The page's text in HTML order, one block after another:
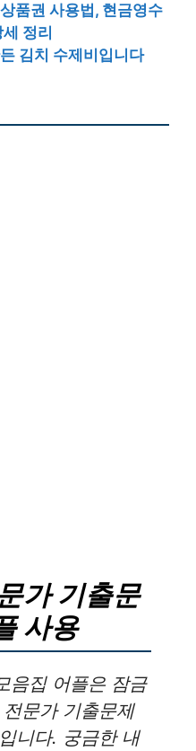
품권 사용법, 현금영수
정리
김치 수제비입니다
가 기출문
사용
음집 어플은 잠금
문가 기출문제
니다. 궁금한 내